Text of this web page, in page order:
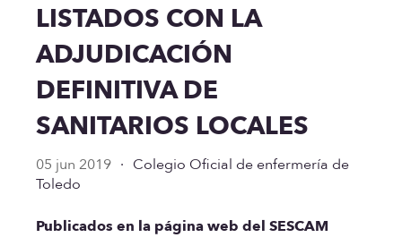
LISTADOS CON LA
ADJUDICACIÓN
DEFINITIVA DE
SANITARIOS LOCALES
05 jun 2019 · Colegio Oficial de enfermería de
Toledo
Publicados en la página web del SESCAM